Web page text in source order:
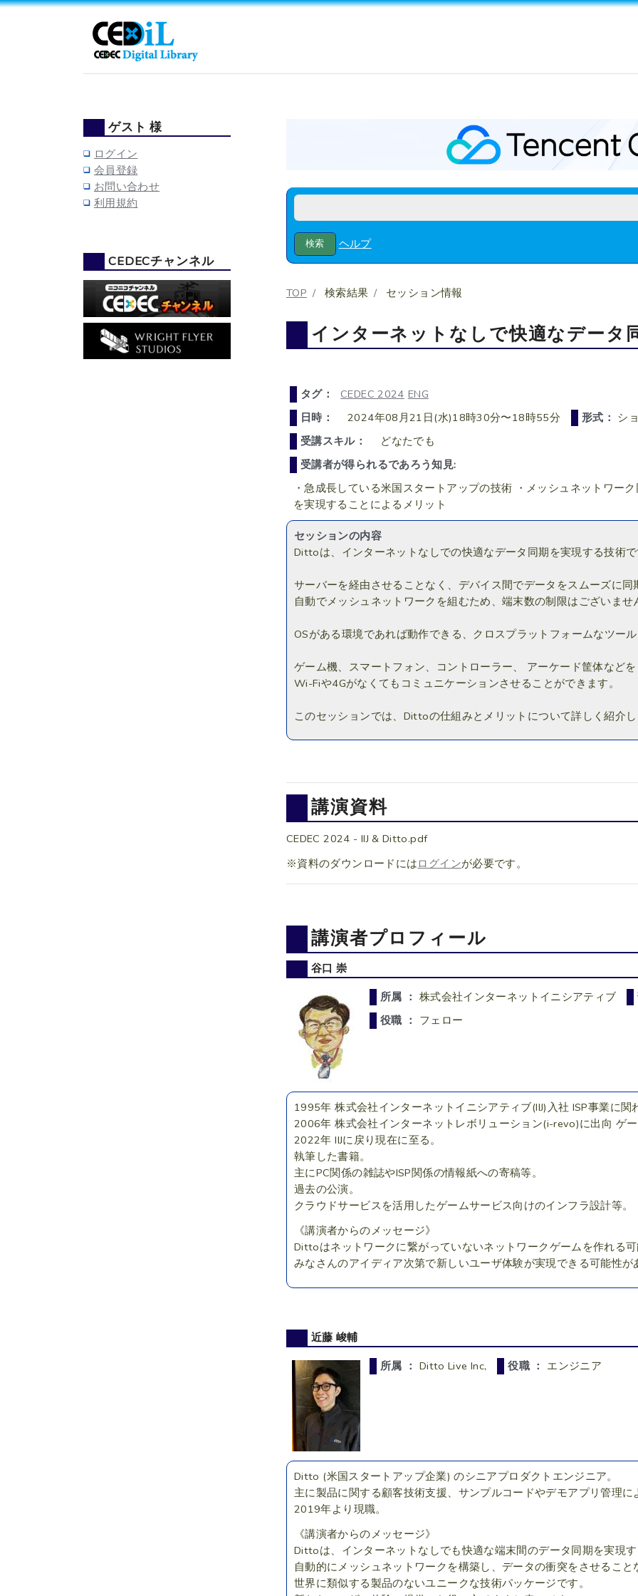
ヘルプ
TOP 検索結果 セッション情報
インターネットなしで快適なデータ
タグ： CEDEC 2024 ENG
日時：
2024年08月21日(水)18時30分〜18時55分 形式： シ
受講スキル：
どなたでも
受講者が得られるであろう知見:
・急成長している米国スタートアップの技術 ・メッシュネットワー
を実現することによるメリット
セッションの内容
Dittoは、インターネットなしでの快適なデータ同期を実現する技術
サーバーを経由させることなく、デバイス間でデータをスムーズに同
自動でメッシュネットワークを組むため、端末数の制限はございませ
OSがある環境であれば動作できる、クロスプラットフォームなツー
ゲーム機、スマートフォン、コントローラー、 アーケード筐体などを
Wi-Fiや4Gがなくてもコミュニケーションさせることができます。
このセッションでは、Dittoの仕組みとメリットについて詳しく紹介
講演資料
CEDEC 2024 - IIJ & Ditto.pdf
※資料のダウンロードには ログインが必要です。
講演者プロフィール
谷口 崇
所属 ： 株式会社インターネットイニシアティブ
役職 ： フェロー
1995年 株式会社インターネットイニシアティブ(IIJ)入社 ISP事業に関
2006年 株式会社インターネットレボリューション(i-revo)に出向 ゲ
2022年 IIJに戻り現在に至る。
執筆した書籍。
主にPC関係の雑誌やISP関係の情報紙への寄稿等。
過去の公演。
クラウドサービスを活用したゲームサービス向けのインフラ設計等。
《講演者からのメッセージ》
Dittoはネットワークに繋がっていないネットワークゲームを作れる
みなさんのアイディア次第で新しいユーザ体験が実現できる可能性
近藤 峻輔
所属 ： Ditto Live Inc, 役職 ： エンジニア
Ditto (米国スタートアップ企業) のシニアプロダクトエンジニア。
主に製品に関する顧客技術支援、サンプルコードやデモアプリ管理
2019年より現職。
《講演者からのメッセージ》
Dittoは、インターネットなしでも快適な端末間のデータ同期を実現
自動的にメッシュネットワークを構築し、データの衝突をさせるこ
世界に類似する製品のないユニークな技術パッケージです。
ゲスト 様
ログイン
会員登録
お問い合わせ
利用規約
CEDECチャンネル